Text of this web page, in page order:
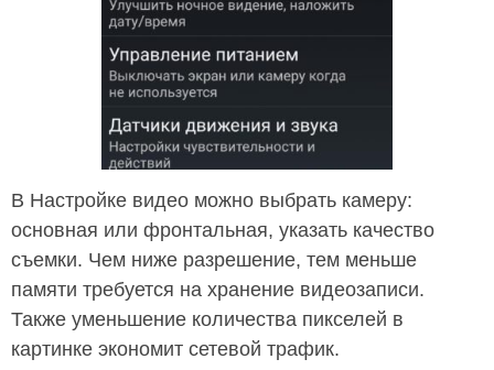
В Настройке видео можно выбрать камеру:
основная или фронтальная, указать качество
съемки. Чем ниже разрешение, тем меньше
памяти требуется на хранение видеозаписи.
Также уменьшение количества пикселей в
картинке экономит сетевой трафик.